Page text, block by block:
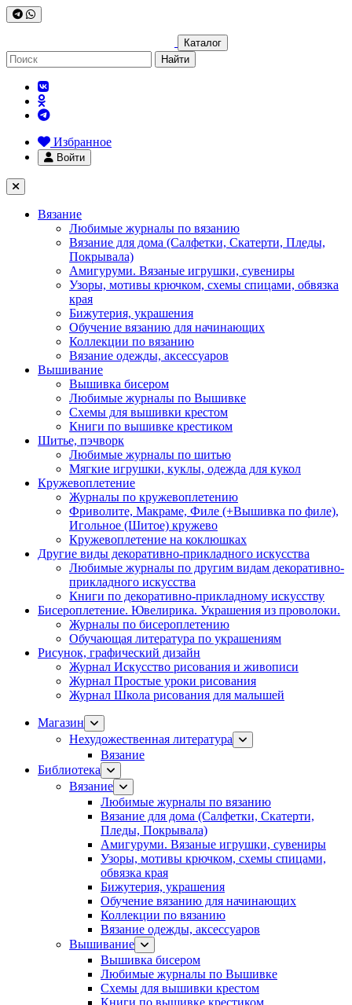
Каталог
Найти
Избранное
Войти
Вязание
Любимые журналы по вязанию
Вязание для дома (Салфетки, Скатерти, Пледы,
Покрывала)
Амигуруми. Вязаные игрушки, сувениры
Узоры, мотивы крючком, схемы спицами, обвязка
края
Бижутерия, украшения
Обучение вязанию для начинающих
Коллекции по вязанию
Вязание одежды, аксессуаров
Вышивание
Вышивка бисером
Любимые журналы по Вышивке
Схемы для вышивки крестом
Книги по вышивке крестиком
Шитье, пэчворк
Любимые журналы по шитью
Мягкие игрушки, куклы, одежда для кукол
Кружевоплетение
Журналы по кружевоплетению
Фриволите, Макраме, Филе (+Вышивка по филе),
Игольное (Шитое) кружево
Кружевоплетение на коклюшках
Другие виды декоративно-прикладного искусства
Любимые журналы по другим видам декоративно-
прикладного искусства
Книги по декоративно-прикладному искусству
Бисероплетение. Ювелирика. Украшения из проволоки.
Журналы по бисероплетению
Обучающая литература по украшениям
Рисунок, графический дизайн
Журнал Искусство рисования и живописи
Журнал Простые уроки рисования
Журнал Школа рисования для малышей
Магазин
Нехудожественная литература
Вязание
Библиотека
Вязание
Любимые журналы по вязанию
Вязание для дома (Салфетки, Скатерти,
Пледы, Покрывала)
Амигуруми. Вязаные игрушки, сувениры
Узоры, мотивы крючком, схемы спицами,
обвязка края
Бижутерия, украшения
Обучение вязанию для начинающих
Коллекции по вязанию
Вязание одежды, аксессуаров
Вышивание
Вышивка бисером
Любимые журналы по Вышивке
Схемы для вышивки крестом
Книги по вышивке крестиком